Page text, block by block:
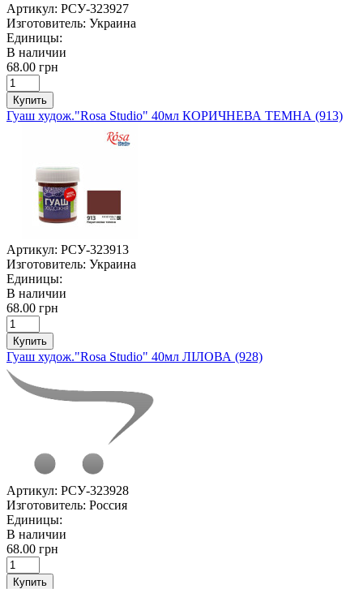
Артикул: РСУ-323927
Изготовитель: Украина
Единицы:
В наличии
68.00 грн
Купить
Гуаш худож."Rosa Studio" 40мл КОРИЧНЕВА ТЕМНА (913)
Артикул: РСУ-323913
Изготовитель: Украина
Единицы:
В наличии
68.00 грн
Купить
Гуаш худож."Rosa Studio" 40мл ЛІЛОВА (928)
Артикул: РСУ-323928
Изготовитель: Россия
Единицы:
В наличии
68.00 грн
Купить